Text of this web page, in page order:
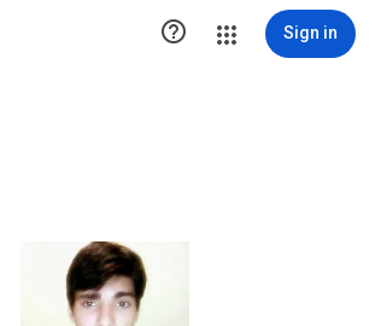
 Sign in